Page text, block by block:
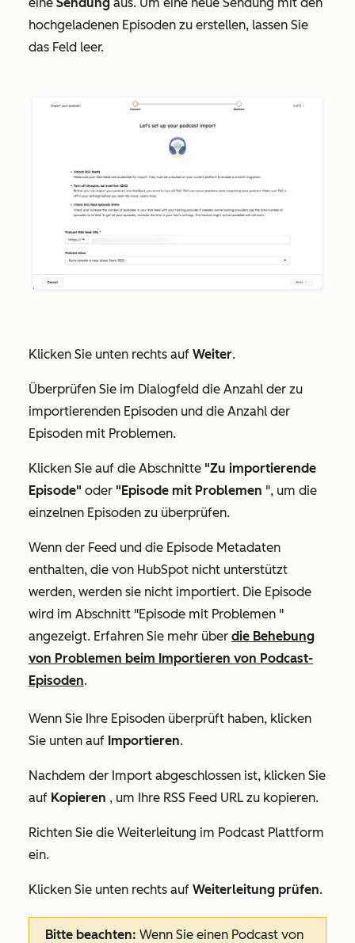
hochgeladenen Episoden zu erstellen, lassen Sie
das Feld leer.
Klicken Sie unten rechts auf Weiter.
Überprüfen Sie im Dialogfeld die Anzahl der zu
importierenden Episoden und die Anzahl der
Episoden mit Problemen.
Klicken Sie auf die Abschnitte "Zu importierende
Episode" oder "Episode mit Problemen ", um die
einzelnen Episoden zu überprüfen.
Wenn der Feed und die Episode Metadaten
enthalten, die von HubSpot nicht unterstützt
werden, werden sie nicht importiert. Die Episode
wird im Abschnitt "Episode mit Problemen "
angezeigt. Erfahren Sie mehr über die Behebung
von Problemen beim Importieren von Podcast-
Episoden.
Wenn Sie Ihre Episoden überprüft haben, klicken
Sie unten auf Importieren.
Nachdem der Import abgeschlossen ist, klicken Sie
auf Kopieren , um Ihre RSS Feed URL zu kopieren.
Richten Sie die Weiterleitung im Podcast Plattform
ein.
Klicken Sie unten rechts auf Weiterleitung prüfen.
Bitte beachten: Wenn Sie einen Podcast von